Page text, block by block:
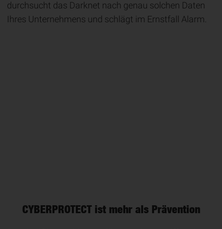
durchsucht das Darknet nach genau solchen Daten
Ihres Unternehmens und schlägt im Ernstfall Alarm.
CYBERPROTECT ist mehr als Prävention